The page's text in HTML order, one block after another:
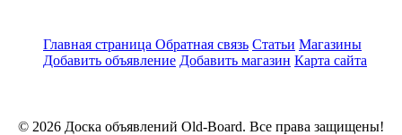
Главная страница Обратная связь Статьи Магазины
Добавить объявление Добавить магазин Карта сайта
© 2026 Доска объявлений Old-Board. Все права защищены!